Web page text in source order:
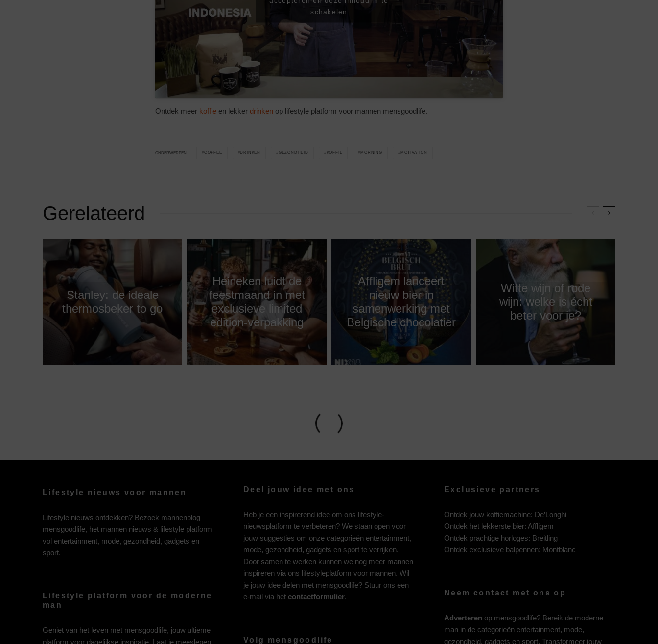
schakelen
Ontdek meer koffie en lekker drinken op lifestyle platform voor mannen mensgoodlife.
ONDERWERPEN COFFEE DRINKEN GEZONDHEID KOFFIE MORNING MOTIVATION
Gerelateerd
Stanley: de ideale
thermosbeker to go
Heineken luidt de
feestmaand in met
exclusieve limited
edition-verpakking
Affligem lanceert
nieuw bier in
samenwerking met
Belgische chocolatier
Witte wijn of rode
wijn: welke is écht
beter voor je?
Lifestyle nieuws voor mannen
Lifestyle nieuws ontdekken? Bezoek mannenblog
mensgoodlife, het mannen nieuws & lifestyle platform
vol entertainment, mode, gezondheid, gadgets en
sport.
Lifestyle platform voor de moderne
man
Geniet van het leven met mensgoodlife, jouw ultieme
platform voor dagelijkse inspiratie. Laat je meeslepen
Deel jouw idee met ons
Heb je een inspirerend idee om ons lifestyle-
nieuwsplatform te verbeteren? We staan open voor
jouw suggesties om onze categorieën entertainment,
mode, gezondheid, gadgets en sport te verrijken.
Door samen te werken kunnen we nog meer mannen
inspireren via ons lifestyleplatform voor mannen. Wil
je jouw idee delen met mensgoodlife? Stuur ons een
e-mail via het contactformulier.
Volg mensgoodlife
Exclusieve partners
Ontdek jouw koffiemachine: De’Longhi
Ontdek het lekkerste bier: Affligem
Ontdek prachtige horloges: Breitling
Ontdek exclusieve balpennen: Montblanc
Neem contact met ons op
Adverteren op mensgoodlife? Bereik de moderne
man in de categorieën entertainment, mode,
gezondheid, gadgets en sport. Transformeer jouw